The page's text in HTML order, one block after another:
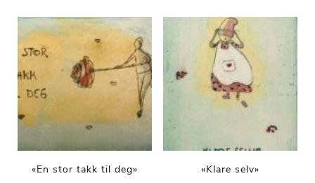
«En stor takk til deg»
«Klare selv»